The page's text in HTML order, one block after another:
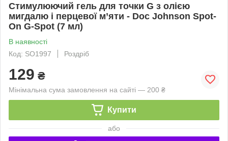
Стимулюючий гель для точки G з олією
мигдалю і перцевої м’яти - Doc Johnson Spot-
On G-Spot (7 мл)
В наявності
Код: SO1997
Роздріб
129 ₴
Мінімальна сума замовлення на сайті — 200 ₴
Купити
або